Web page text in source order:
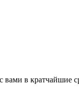
вами в кратчайшие